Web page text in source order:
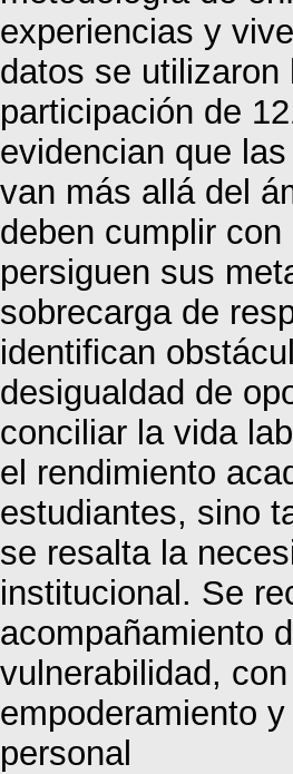
experiencias y
datos se
participación de
evidencian que
van más allá del
deben cumplir
persiguen sus
sobrecarga de
identifican
desigualdad de
conciliar la vida
el rendimiento
estudiantes, sino
se resalta la
institucional. Se
acompañamiento
vulnerabilidad,
empoderamiento
personal